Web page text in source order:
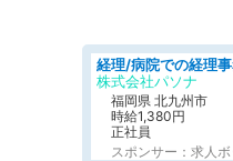
株式会社パソナ
福岡県 北九州市
時給1,380円
正社員
スポンサー：求人ボ